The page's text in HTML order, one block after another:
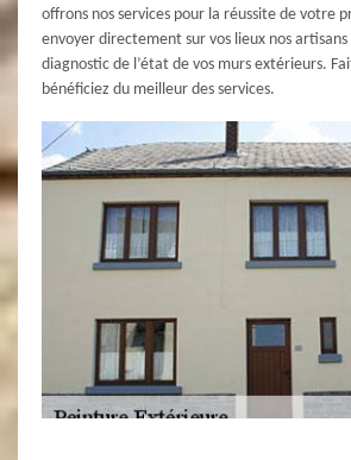
offrons nos services pour la réussite de votre
envoyer directement sur vos lieux nos
diagnostic de l’état de vos murs extérieurs.
bénéficiez du meilleur des services.